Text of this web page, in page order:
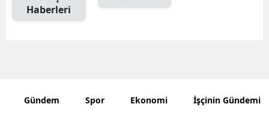
Haberleri
Gündem Spor Ekonomi İşçinin Gündemi